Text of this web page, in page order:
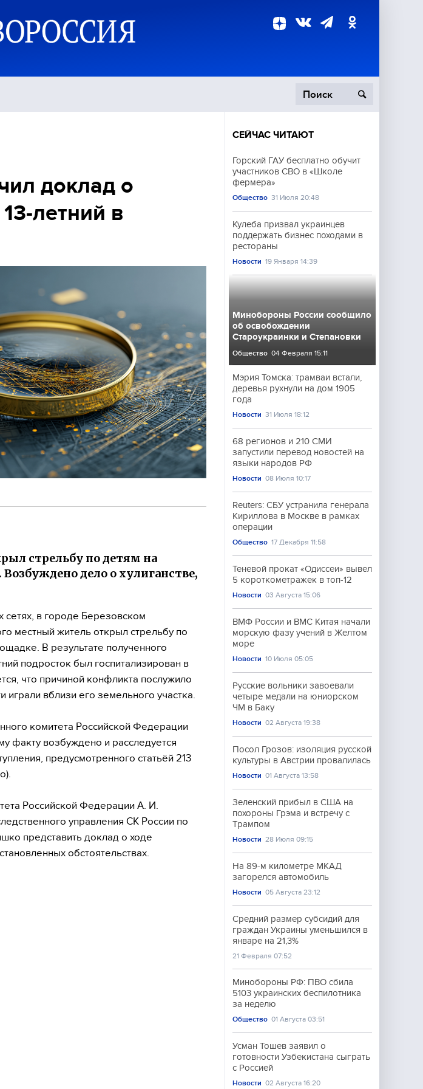
Происшествия
доклад о
летний в
стрельбу по детям на
дело о хулиганстве,
в городе Березовском
местный житель открыл стрельбу по
В результате полученного
подросток был госпитализирован в
что причиной конфликта послужило
вблизи его земельного участка.
комитета Российской Федерации
факту возбуждено и расследуется
предусмотренного статьёй 213
Российской Федерации А. И.
управления СК России по
представить доклад о ходе
обстоятельствах.
СЕЙЧАС ЧИТАЮТ
Горский ГАУ бесплатно обучит
участников СВО в «Школе
фермера»
Общество 31 Июля 20:48
Кулеба призвал украинцев
поддержать бизнес походами в
рестораны
Новости 19 Января 14:39
Минобороны России сообщило
об освобождении
Староукраинки и Степановки
Общество 04 Февраля 15:11
Мэрия Томска: трамваи встали,
деревья рухнули на дом 1905
года
Новости 31 Июля 18:12
68 регионов и 210 СМИ
запустили перевод новостей на
языки народов РФ
Новости 08 Июля 10:17
Reuters: СБУ устранила генерала
Кириллова в Москве в рамках
операции
Общество 17 Декабря 11:58
Теневой прокат «Одиссеи» вывел
5 короткометражек в топ-12
Новости 03 Августа 15:06
ВМФ России и ВМС Китая начали
морскую фазу учений в Желтом
море
Новости 10 Июля 05:05
Русские вольники завоевали
четыре медали на юниорском
ЧМ в Баку
Новости 02 Августа 19:38
Посол Грозов: изоляция русской
культуры в Австрии провалилась
Новости 01 Августа 13:58
Зеленский прибыл в США на
похороны Грэма и встречу с
Трампом
Новости 28 Июля 09:15
На 89-м километре МКАД
загорелся автомобиль
Новости 05 Августа 23:12
Средний размер субсидий для
граждан Украины уменьшился в
январе на 21,3%
21 Февраля 07:52
Минобороны РФ: ПВО сбила
5103 украинских беспилотника
за неделю
Общество 01 Августа 03:51
Усман Тошев заявил о
готовности Узбекистана сыграть
с Россией
Новости 02 Августа 16:20